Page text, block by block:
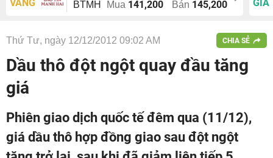
VÀNG
BTMH Mua 141,200 Bán 145,200
GIÁ
Thứ Tư, ngày 12/12/2012 09:02 AM CHIA SẺ
Dầu thô đột ngột quay đầu tăng
giá
Phiên giao dịch quốc tế đêm qua (11/12),
giá dầu thô hợp đồng giao sau đột ngột